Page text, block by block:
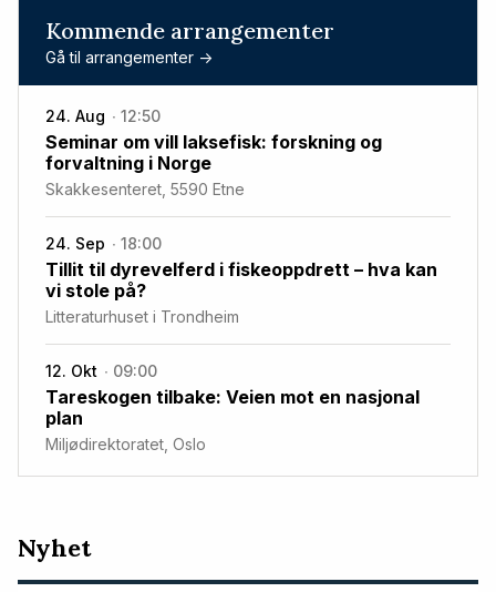
Kommende arrangementer
Gå til arrangementer ->
24. Aug 12:50
Seminar om vill laksefisk: forskning og
forvaltning i Norge
Skakkesenteret, 5590 Etne
24. Sep 18:00
Tillit til dyrevelferd i fiskeoppdrett – hva kan
vi stole på?
Litteraturhuset i Trondheim
12. Okt 09:00
Tareskogen tilbake: Veien mot en nasjonal
plan
Miljødirektoratet, Oslo
Nyeste
artikler
Nyhet